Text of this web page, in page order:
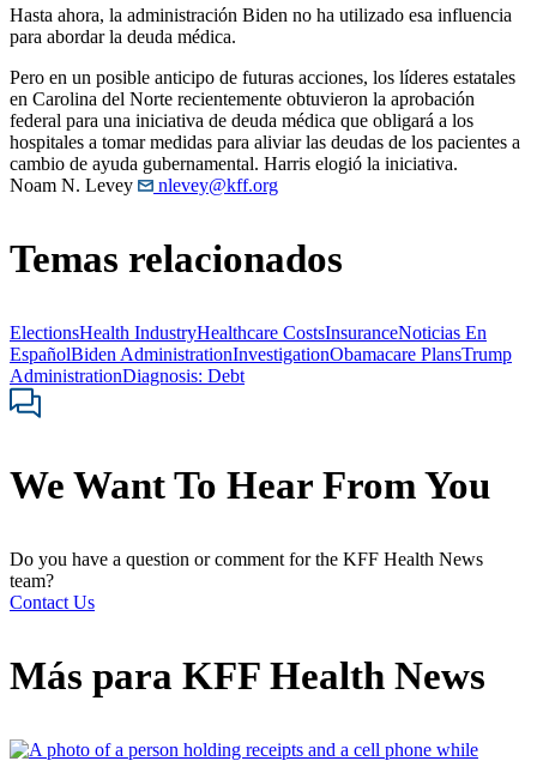
Hasta ahora, la administración Biden no ha utilizado esa influencia
para abordar la deuda médica.
Pero en un posible anticipo de futuras acciones, los líderes estatales
en Carolina del Norte recientemente obtuvieron la aprobación
federal para una iniciativa de deuda médica que obligará a los
hospitales a tomar medidas para aliviar las deudas de los pacientes a
cambio de ayuda gubernamental. Harris elogió la iniciativa.
Noam N. Levey
nlevey@kff.org
Temas relacionados
ElectionsHealth IndustryHealthcare CostsInsuranceNoticias En
EspañolBiden AdministrationInvestigationObamacare PlansTrump
AdministrationDiagnosis: Debt
We Want To Hear From You
Do you have a question or comment for the KFF Health News
team?
Contact Us
Más para KFF Health News